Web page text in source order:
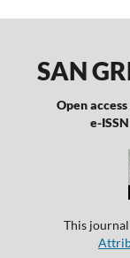
SAN
Open
e-
This